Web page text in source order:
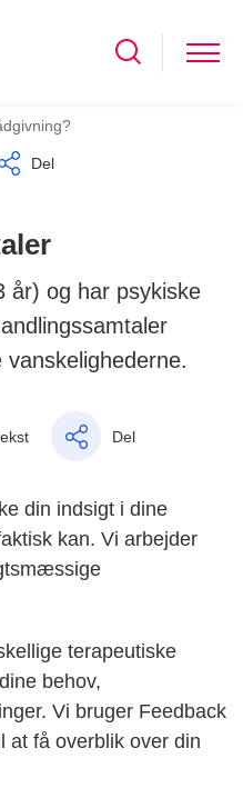
Del
år) og har psykiske
Del
din indsigt i dine
kan. Vi arbejder
terapeutiske
behov,
Vi bruger Feedback
at få overblik over din